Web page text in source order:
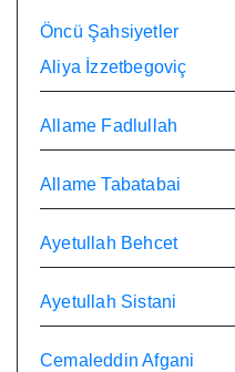
Öncü Şahsiyetler
Aliya İzzetbegoviç
Allame Fadlullah
Allame Tabatabai
Ayetullah Behcet
Ayetullah Sistani
Cemaleddin Afgani